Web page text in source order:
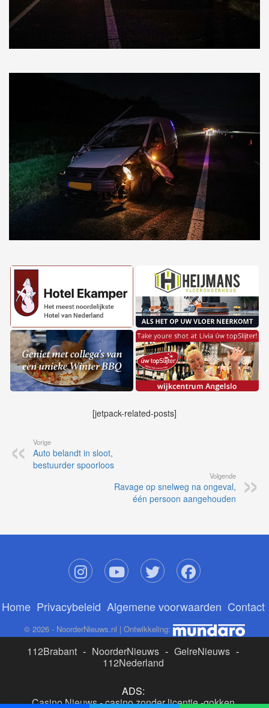
[jetpack-related-posts]
Vorige
Auto belandt in sloot,
bestuurder spoorloos
Volgende
Ravage op snelweg na ongeval,
één persoon aangehouden
Home Privacybeleid Algemene voorwaarden Contact
© 2026 - NoorderNieuws.nl | Ontwikkeling:
112Brabant - NoorderNieuws - GelreNieuws -
112Nederland
ADS:
Casino Nieuws-casino zonder licentie-gokken